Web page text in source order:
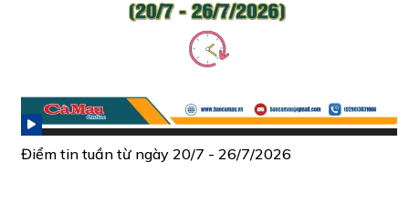
Điểm tin tuần từ ngày 20/7 - 26/7/2026